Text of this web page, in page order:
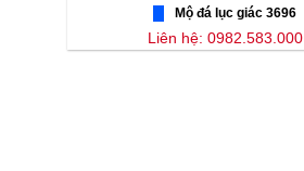
Mộ đá lục giác 3696
Liên hệ: 0982.583.000